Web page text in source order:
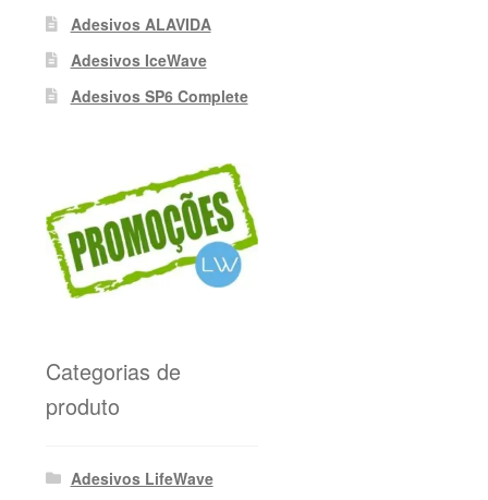
Adesivos ALAVIDA
Adesivos IceWave
Adesivos SP6 Complete
Categorias de
produto
Adesivos LifeWave